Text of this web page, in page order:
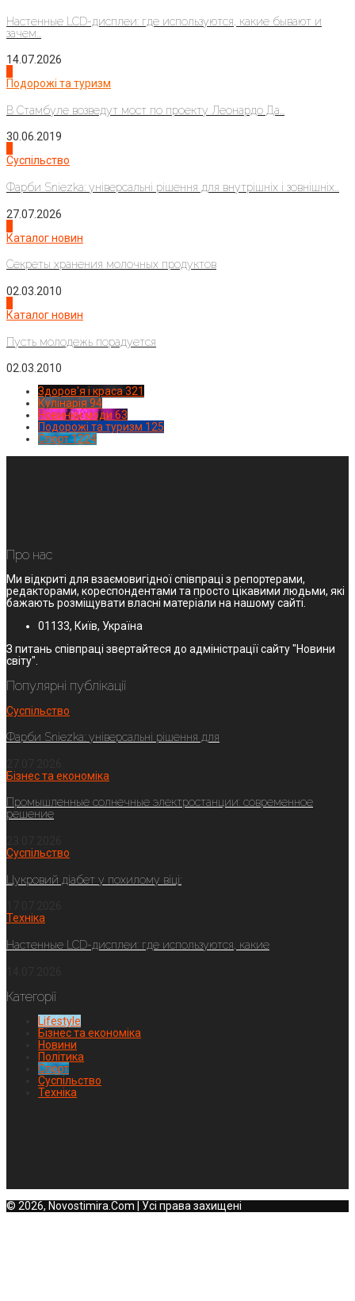
Настенные LCD-дисплеи: где используются, какие бывают и
зачем...
14.07.2026
Подорожі та туризм
В Стамбуле возведут мост по проекту Леонардо Да...
30.06.2019
Суспільство
Фарби Sniezka: універсальні рішення для внутрішніх і зовнішніх...
27.07.2026
Каталог новин
Секреты хранения молочных продуктов
02.03.2010
Каталог новин
Пусть молодежь порадуется
02.03.2010
Здоров'я і краса 321
Кулінарія 94
Новинки моди 63
Подорожі та туризм 125
Спорт1224
Про нас
Ми відкриті для взаємовигідної співпраці з репортерами,
редакторами, кореспондентами та просто цікавими людьми, які
бажають розміщувати власні матеріали на нашому сайті.
01133, Київ, Україна
З питань співпраці звертайтеся до адміністрації сайту "Новини
світу".
Популярні публікації
Суспільство
Фарби Sniezka: універсальні рішення для
Бізнес та економіка
Промышленные солнечные электростанции: современное
решение
Суспільство
Цукровий діабет у похилому віці:
Техніка
Настенные LCD-дисплеи: где используются, какие
Категорії
Lifestyle
Бізнес та економіка
Новини
Політика
Спорт
Суспільство
Техніка
© 2026, Novostimira.Com | Усі права захищені